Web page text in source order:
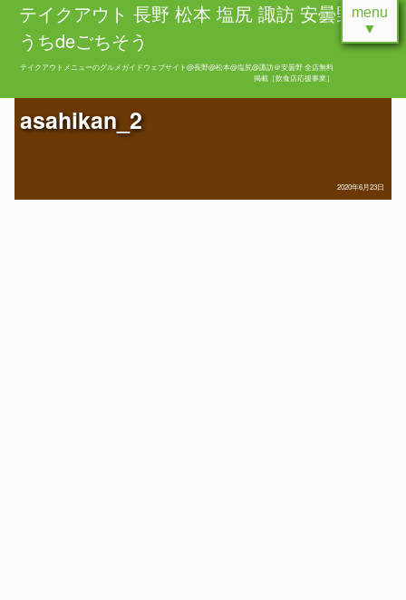
テイクアウト 長野 松本 塩尻 諏訪 安曇野 お
うちdeごちそう
テイクアウトメニューのグルメガイドウェブサイト@長野@松本@塩尻@諏訪＠安曇野 全店無料
掲載［飲食店応援事業］
menu
▼
asahikan_2
2020年6月23日